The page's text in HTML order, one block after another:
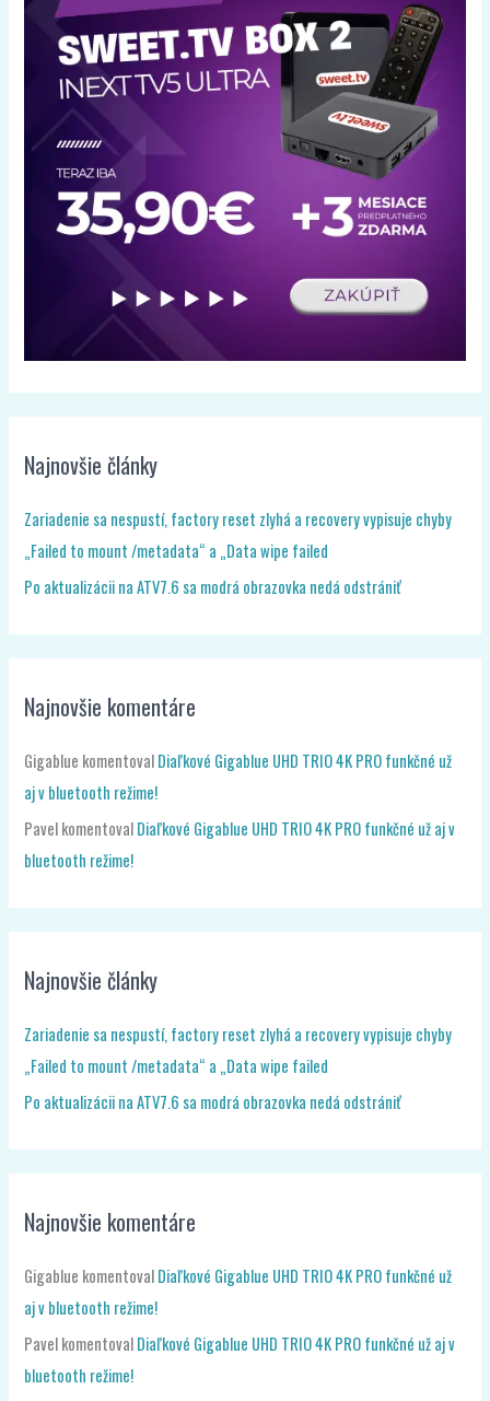
Najnovšie články
Zariadenie sa nespustí, factory reset zlyhá a recovery vypisuje chyby
„Failed to mount /metadata“ a „Data wipe failed
Po aktualizácii na ATV7.6 sa modrá obrazovka nedá odstrániť
Najnovšie komentáre
Gigablue komentovalDiaľkové Gigablue UHD TRIO 4K PRO funkčné už
aj v bluetooth režime!
PavelkomentovalDiaľkové Gigablue UHD TRIO 4K PRO funkčné už aj v
bluetooth režime!
Najnovšie články
Zariadenie sa nespustí, factory reset zlyhá a recovery vypisuje chyby
„Failed to mount /metadata“ a „Data wipe failed
Po aktualizácii na ATV7.6 sa modrá obrazovka nedá odstrániť
Najnovšie komentáre
Gigablue komentovalDiaľkové Gigablue UHD TRIO 4K PRO funkčné už
aj v bluetooth režime!
PavelkomentovalDiaľkové Gigablue UHD TRIO 4K PRO funkčné už aj v
bluetooth režime!